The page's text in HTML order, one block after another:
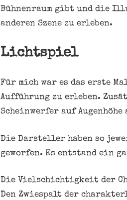
Bühnenraum gibt und die
anderen Szene zu erleben.
Lichtspiel
Für mich war es das erste
Aufführung zu erleben.
Scheinwerfer auf Augenhöhe
Die Darsteller haben so
geworfen. Es entstand ein
Die Vielschichtigkeit der
Den Zwiespalt der